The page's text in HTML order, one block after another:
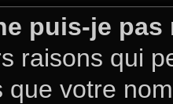
puis-je pas
raisons qui
que votre